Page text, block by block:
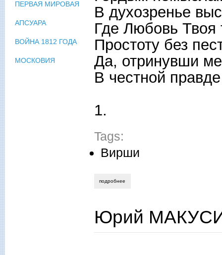
В духозренье
Где Любовь Твоя
Простоту без
Да, отринувши
В честной
1.
Tags:
Вирши
подробнее
Юрий
ПЕРВАЯ МИРОВАЯ
АПСУАРА
ВОЙНА 1812 ГОДА
МОСКОВИЯ